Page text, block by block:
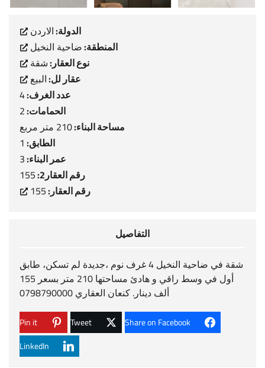
الدولة:الاردن
المنطقة:ضاحية النخيل
نوع العقار:شقة
عقار لل:البيع
عدد الغرف:4
الحمامات:2
مساحة البناء:210 متر مربع
الطابق:1
عمر البناء:3
رقم العقار2: 155
رقم العقار:155
التفاصيل
شقة في ضاحية النخيل 4 غرف نوم ،جديدة لم تسكن، طابق
أول في وسط راقي و هادئ مساحتها 210 متر بسعر 155
ألف دينار. كنعان العقاري 0798790000
Share on Facebook
Tweet
Pin it
LinkedIn